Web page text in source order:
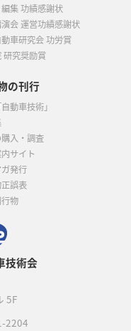
技術会
5F
2204
集 功績感謝状
会 運営功績感謝状
車研究会 功労賞
研究奨励賞
の刊行
動車技術」
入・調査
サイト
発行
誤表
物